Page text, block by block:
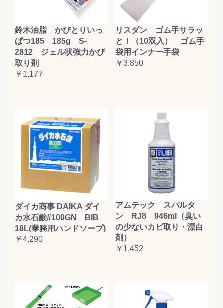
鈴木油脂 かびとりいっ
ぱつ185 185g S-
2812 ジェル状強力かび
取り剤
￥1,177
リスダン ゴム手サラッ
と！（10双入） ゴム手
袋用インナー手袋
￥3,850
ダイカ商事 DAIKA ダイ
カ水石鹸#100GN BIB
18L(業務用ハンドソープ)
￥4,290
アムテック スパルタ
ン RJ8 946ml（臭い
の少ないカビ取り・漂白
剤）
￥1,452